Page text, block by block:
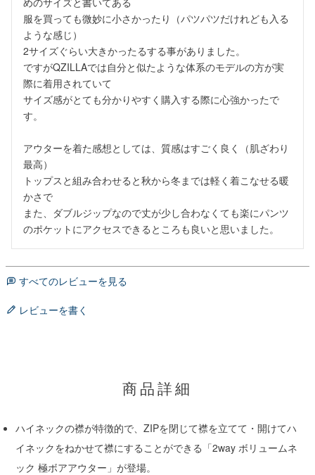
服を買っても微妙に小さかったり（パツパツだけれども入る
ような感じ）
2サイズぐらい大きかったるする事がありました。
ですがQZILLAでは自分と似たような体系のモデルの方が実
際に着用されていて
サイズ感がとても分かりやすく購入する際に心強かったで
す。
アウターを着た感想としては、質感はすごく良く（肌ざわり
最高）
トップスと組み合わせると秋から冬までは軽く着こなせる暖
かさで
また、ダブルジップなので丈が少し合わなくても楽にパンツ
のポケットにアクセスできるところも良いと思いました。
すべてのレビューを見る
レビューを書く
商品詳細
ハイネックの襟が特徴的で、ZIPを閉じて襟を立てて・開けてハ
イネックをねかせて襟にすることができる「2way ボリュームネ
ック 極ボアアウター」が登場。